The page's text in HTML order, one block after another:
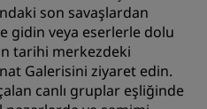
son savaşlardan
gidin veya eserlerle dolu
tarihi merkezdeki
Galerisini ziyaret edin.
canlı gruplar eşliğinde